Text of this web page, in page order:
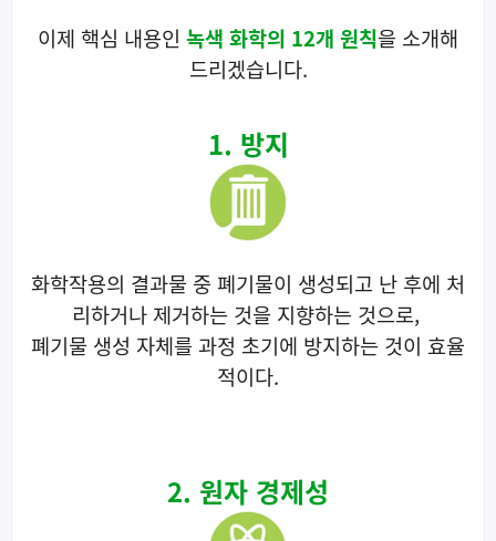
이제 핵심 내용인 녹색 화학의 12개 원칙을 소개해
드리겠습니다.
1. 방지
화학작용의 결과물 중 폐기물이 생성되고 난 후에 처
리하거나 제거하는 것을 지향하는 것으로,
폐기물 생성 자체를 과정 초기에 방지하는 것이 효율
적이다.
2. 원자 경제성